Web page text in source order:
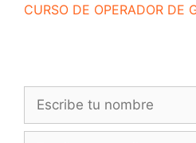
CURSO DE OPERADOR DE